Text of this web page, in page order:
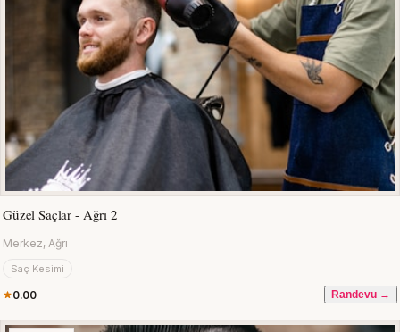
Güzel Saçlar - Ağrı 2
Merkez, Ağrı
Saç Kesimi
0.00 Randevu →